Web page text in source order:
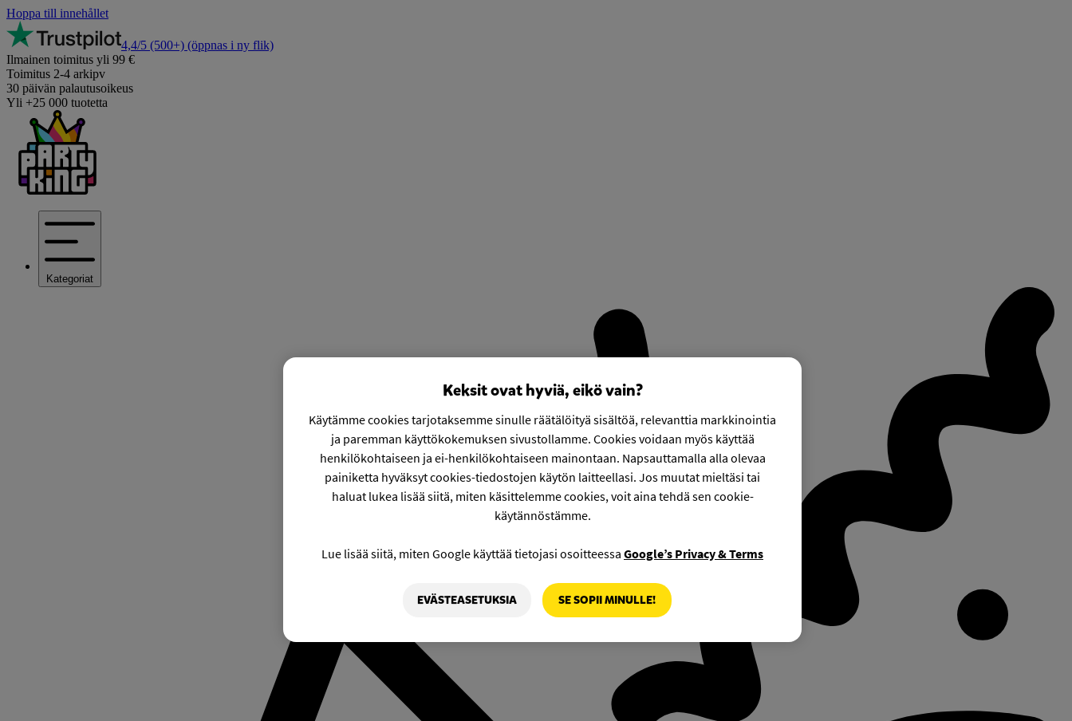
Hoppa till innehållet
4,4/5 (500+) (öppnas i ny flik)
Ilmainen toimitus yli 99 €
Toimitus 2-4 arkipv
30 päivän palautusoikeus
Yli +25 000 tuotetta
Kategoriat
Keksit ovat hyviä, eikö vain?
Käytämme cookies tarjotaksemme sinulle räätälöityä sisältöä, relevanttia markkinointia
ja paremman käyttökokemuksen sivustollamme. Cookies voidaan myös käyttää
henkilökohtaiseen ja ei-henkilökohtaiseen mainontaan. Napsauttamalla alla olevaa
painiketta hyväksyt cookies-tiedostojen käytön laitteellasi. Jos muutat mieltäsi tai
haluat lukea lisää siitä, miten käsittelemme cookies, voit aina tehdä sen cookie-
käytännöstämme.
Lue lisää siitä, miten Google käyttää tietojasi osoitteessa Google’s Privacy & Terms
EVÄSTEASETUKSIA SE SOPII MINULLE!